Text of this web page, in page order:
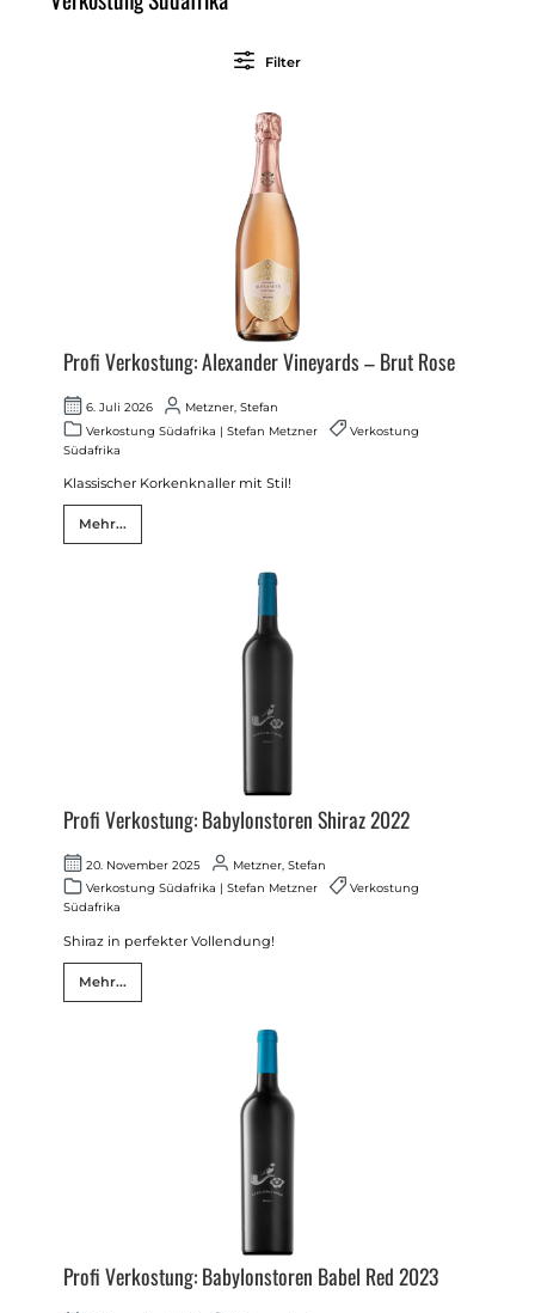
Filter
Profi Verkostung: Alexander Vineyards – Brut Rose
6. Juli 2026
Metzner, Stefan
Verkostung Südafrika | Stefan Metzner
Verkostung
Südafrika
Klassischer Korkenknaller mit Stil!
Mehr...
Profi Verkostung: Babylonstoren Shiraz 2022
20. November 2025
Metzner, Stefan
Verkostung Südafrika
Stefan Metzner
Verkostung
Südafrika
Shiraz in perfekter Vollendung!
Mehr...
Profi Verkostung: Babylonstoren Babel Red 2023